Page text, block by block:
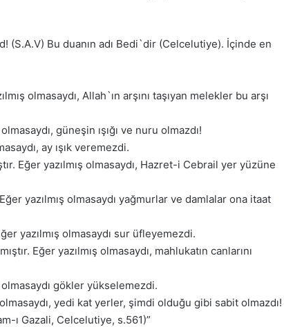
(S.A.V) Bu duanın adı Bedi`dir (Celcelutiye). İçinde en
olmasaydı, Allah`ın arşını taşıyan melekler bu arşı
güneşin ışığı ve nuru olmazdı!
ay ışık veremezdi.
Eğer yazılmış olmasaydı, Hazret-i Cebrail yer yüzüne
yazılmış olmasaydı yağmurlar ve damlalar ona itaat
yazılmış olmasaydı sur üfleyemezdi.
Eğer yazılmış olmasaydı, mahlukatın canlarını
olmasaydı gökler yükselemezdi.
yedi kat yerler, şimdi olduğu gibi sabit olmazdı!
ı Gazali, Celcelutiye, s.561)”